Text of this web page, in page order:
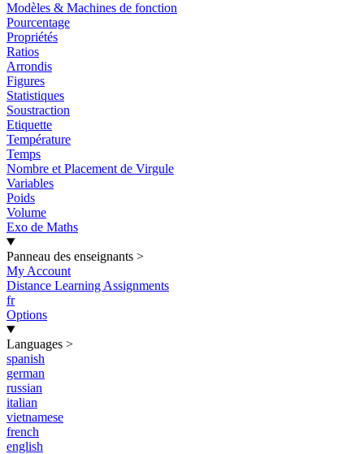
Modèles & Machines de fonction
Pourcentage
Propriétés
Ratios
Arrondis
Figures
Statistiques
Soustraction
Etiquette
Température
Temps
Nombre et Placement de Virgule
Variables
Poids
Volume
Exo de Maths
Panneau des enseignants >
My Account
Distance Learning Assignments
fr
Options
Languages >
spanish
german
russian
italian
vietnamese
french
english